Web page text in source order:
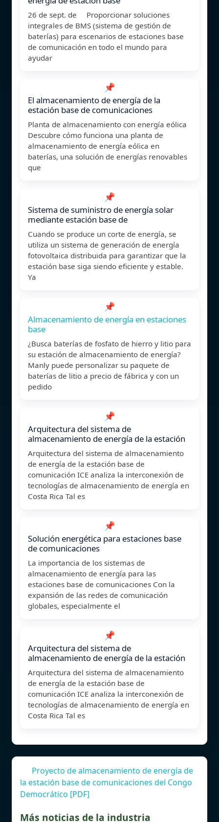
26 de sept. de Proporcionar soluciones
integrales de BMS (sistema de gestión de
baterías) para escenarios de estaciones base
de comunicación en todo el mundo para
ayudar
📌
El almacenamiento de energía de la
estación base de comunicaciones
Planta de almacenamiento con energía eólica
Descubre cómo funciona una planta de
almacenamiento de energía eólica en
baterías, una solución de energías renovables
que
📌
Sistema de suministro de energía solar
mediante estación base de
Cuando se produce un corte de energía, se
utiliza un sistema de generación de energía
fotovoltaica distribuida para garantizar que la
estación base siga siendo eficiente y estable.
Ya
📌
Almacenamiento de energía en estaciones
base
¿Busca baterías de fosfato de hierro y litio para
su estación de almacenamiento de energía?
Manly puede personalizar su paquete de
baterías de litio a precio de fábrica y con un
pedido
📌
Arquitectura del sistema de
almacenamiento de energía de la estación
Arquitectura del sistema de almacenamiento
de energía de la estación base de
comunicación ICE analiza la interconexión de
tecnologías de almacenamiento de energía en
Costa Rica Tal es
📌
Solución energética para estaciones base
de comunicaciones
La importancia de los sistemas de
almacenamiento de energía para las
estaciones base de comunicaciones Con la
expansión de las redes de comunicación
globales, especialmente el
📌
Arquitectura del sistema de
almacenamiento de energía de la estación
Arquitectura del sistema de almacenamiento
de energía de la estación base de
comunicación ICE analiza la interconexión de
tecnologías de almacenamiento de energía en
Costa Rica Tal es
Proyecto de almacenamiento de energía de
la estación base de comunicaciones del Congo
Democrático [PDF]
Más noticias de la industria